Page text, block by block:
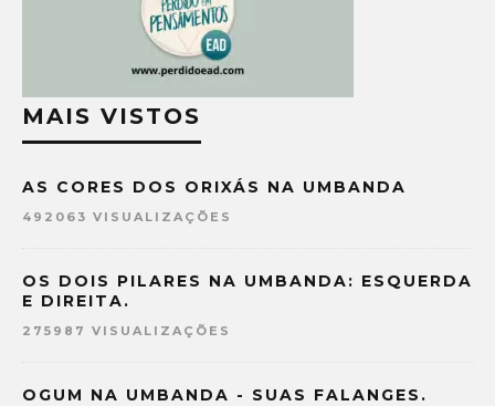
MAIS VISTOS
AS CORES DOS ORIXÁS NA UMBANDA
492063 VISUALIZAÇÕES
OS DOIS PILARES NA UMBANDA: ESQUERDA
E DIREITA.
275987 VISUALIZAÇÕES
OGUM NA UMBANDA - SUAS FALANGES.